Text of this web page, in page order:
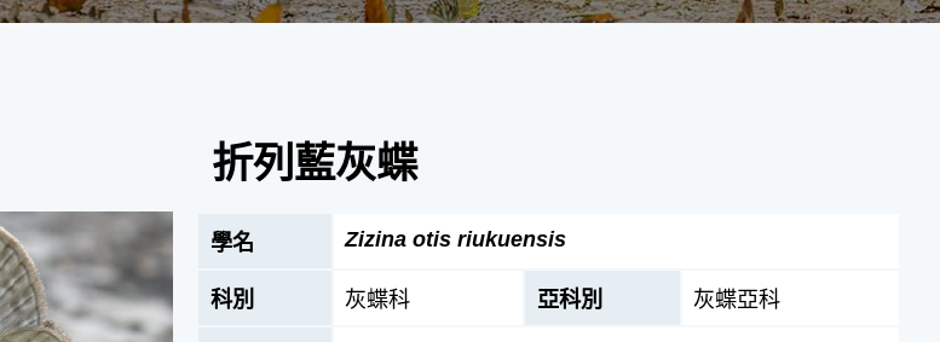
折列藍灰蝶
學名 Zizina otis riukuensis
科別 灰蝶科 亞科別 灰蝶亞科